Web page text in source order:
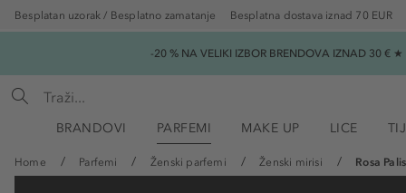
Besplatan uzorak / Besplatno zamatanje Besplatna dostava iznad 70 EUR
-20 % NA VELIKI IZBOR BRENDOVA IZNAD 30 €
BRANDOVI PARFEMI MAKE UP LICE
Home Parfemi Ženski parfemi Ženski mirisi Rosa